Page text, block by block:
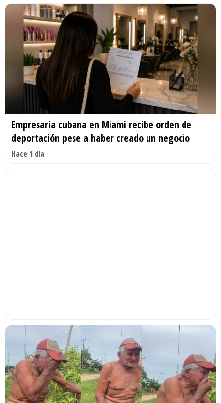
Empresaria cubana en Miami recibe orden de
deportación pese a haber creado un negocio
Hace 1 día